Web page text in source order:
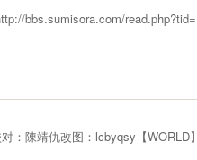
bbs.sumisora.com/
陳靖仇改图：lcbyqsy【WORLD】